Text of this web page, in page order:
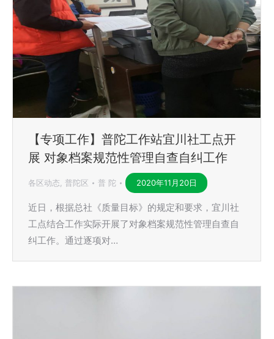
【专项工作】普陀工作站宜川社工点开
展 对象档案规范性管理自查自纠工作
各区动态 普陀区 普 陀 2020年11月20日
近日，根据总社《质量目标》的规定和要求，宜川社
工点结合工作实际开展了对象档案规范性管理自查自
纠工作。通过逐项对…